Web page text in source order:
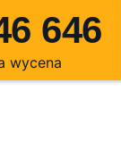
646
wycena